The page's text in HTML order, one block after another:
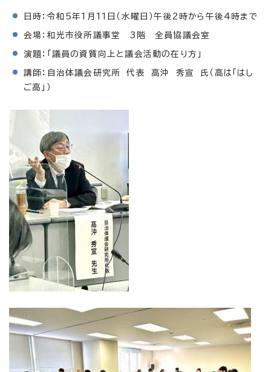
日時：令和5年1月11日（水曜日）午後2時から午後4時まで
会場：和光市役所議事堂 3階 全員協議会室
演題：「議員の資質向上と議会活動の在り方」
講師：自治体議会研究所 代表 高沖 秀宣 氏（高は「はし
ご高」）